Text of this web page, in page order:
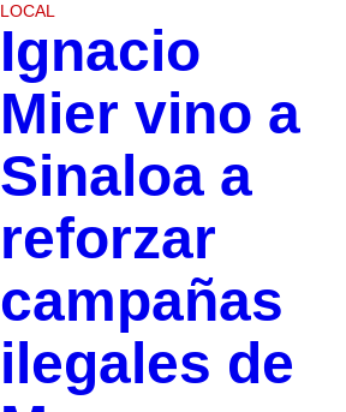
LOCAL
Ignacio
Mier vino a
Sinaloa a
reforzar
campañas
ilegales de